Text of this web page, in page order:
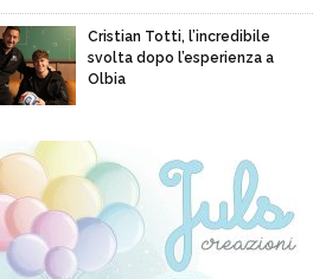
Cristian Totti, l’incredibile
svolta dopo l’esperienza a
Olbia